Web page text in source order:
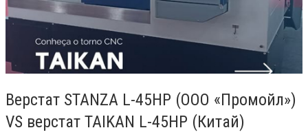
Верстат STANZA L-45HP (ООО «Промойл»)
VS верстат TAIKAN L-45HP (Китай)